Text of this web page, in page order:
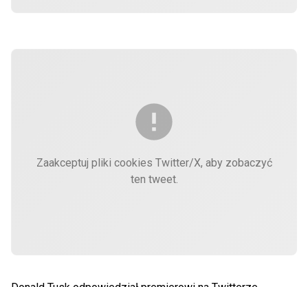
Zaakceptuj pliki cookies Twitter/X, aby zobaczyć
ten tweet.